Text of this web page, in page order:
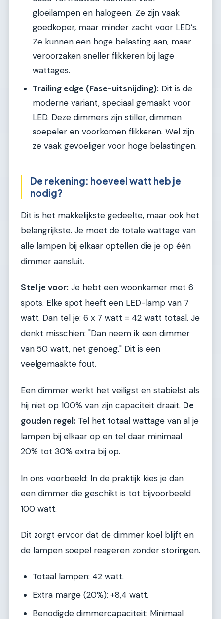
gloeilampen en halogeen. Ze zijn vaak
goedkoper, maar minder zacht voor LED’s.
Ze kunnen een hoge belasting aan, maar
veroorzaken sneller flikkeren bij lage
wattages.
Trailing edge (Fase-uitsnijding): Dit is de
moderne variant, speciaal gemaakt voor
LED. Deze dimmers zijn stiller, dimmen
soepeler en voorkomen flikkeren. Wel zijn
ze vaak gevoeliger voor hoge belastingen.
De rekening: hoeveel watt heb je
nodig?
Dit is het makkelijkste gedeelte, maar ook het
belangrijkste. Je moet de totale wattage van
alle lampen bij elkaar optellen die je op één
dimmer aansluit.
Stel je voor: Je hebt een woonkamer met 6
spots. Elke spot heeft een LED-lamp van 7
watt. Dan tel je: 6 x 7 watt = 42 watt totaal. Je
denkt misschien: "Dan neem ik een dimmer
van 50 watt, net genoeg." Dit is een
veelgemaakte fout.
Een dimmer werkt het veiligst en stabielst als
hij niet op 100% van zijn capaciteit draait. De
gouden regel: Tel het totaal wattage van al je
lampen bij elkaar op en tel daar minimaal
20% tot 30% extra bij op.
In ons voorbeeld: In de praktijk kies je dan
een dimmer die geschikt is tot bijvoorbeeld
100 watt.
Dit zorgt ervoor dat de dimmer koel blijft en
de lampen soepel reageren zonder storingen.
Totaal lampen: 42 watt.
Extra marge (20%): +8,4 watt.
Benodigde dimmercapaciteit: Minimaal